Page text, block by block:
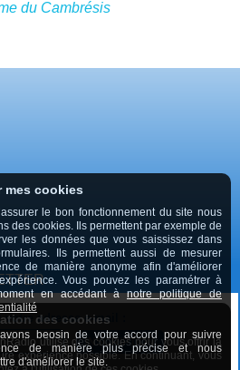
du Cambrésis
adresse e-mail :
INSCRIPTION
des cookies
utilise des cookies pour vous offrir la
expérience possible. En continuant, vous
mes cookies
le bon fonctionnement du site nous
des cookies. Ils permettent par exemple de
les données que vous saississez dans
Ils permettent aussi de mesurer
de manière anonyme afin d'améliorer
Vous pouvez les paramétrer à
en accédant ànotre politique de
beosin de votre accord pour suivre
de manière plus précise et nous
d'améliorer le site.